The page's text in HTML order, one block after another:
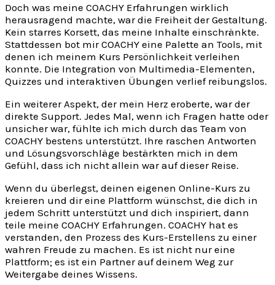
Doch was meine COACHY Erfahrungen wirklich
herausragend machte, war die Freiheit der Gestaltung.
Kein starres Korsett, das meine Inhalte einschränkte.
Stattdessen bot mir COACHY eine Palette an Tools, mit
denen ich meinem Kurs Persönlichkeit verleihen
konnte. Die Integration von Multimedia-Elementen,
Quizzes und interaktiven Übungen verlief reibungslos.
Ein weiterer Aspekt, der mein Herz eroberte, war der
direkte Support. Jedes Mal, wenn ich Fragen hatte oder
unsicher war, fühlte ich mich durch das Team von
COACHY bestens unterstützt. Ihre raschen Antworten
und Lösungsvorschläge bestärkten mich in dem
Gefühl, dass ich nicht allein war auf dieser Reise.
Wenn du überlegst, deinen eigenen Online-Kurs zu
kreieren und dir eine Plattform wünschst, die dich in
jedem Schritt unterstützt und dich inspiriert, dann
teile meine COACHY Erfahrungen. COACHY hat es
verstanden, den Prozess des Kurs-Erstellens zu einer
wahren Freude zu machen. Es ist nicht nur eine
Plattform; es ist ein Partner auf deinem Weg zur
Weitergabe deines Wissens.